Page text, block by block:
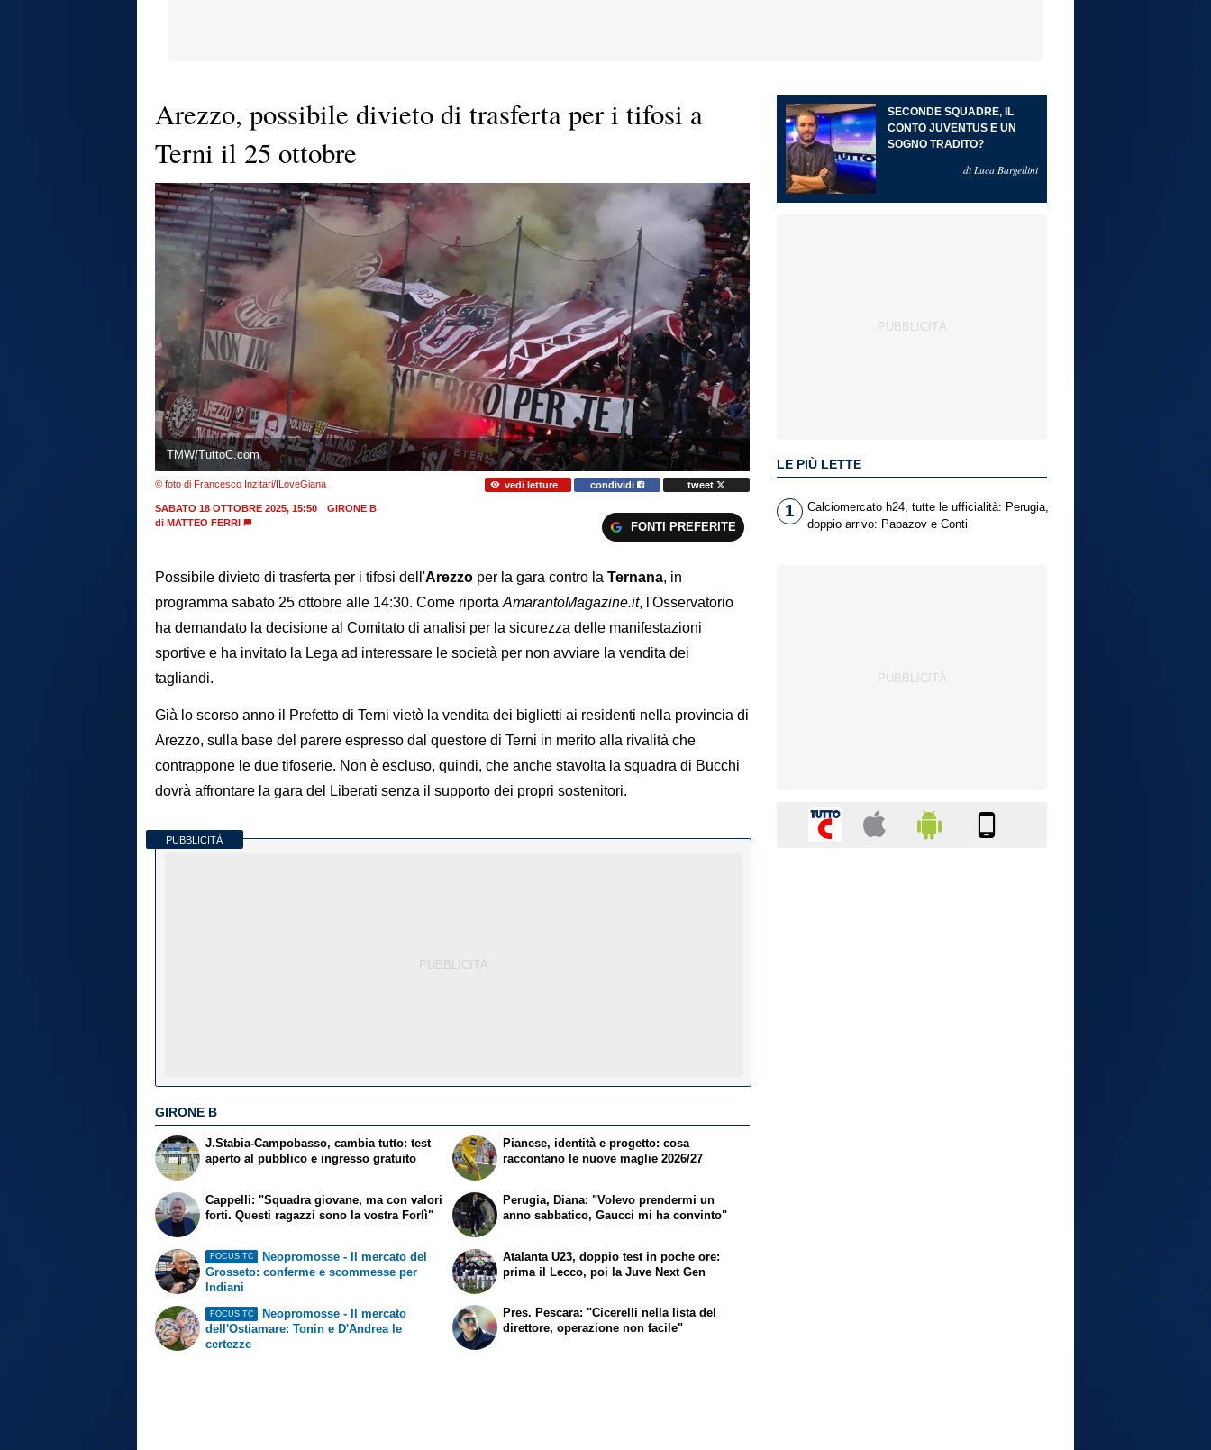
Arezzo, possibile divieto di trasferta per i tifosi a
Terni il 25 ottobre
TMW/TuttoC.com
© foto di Francesco Inzitari/ILoveGiana vedi letture condividi tweet
SABATO 18 OTTOBRE 2025, 15:50
GIRONE B
di MATTEO FERRI FONTI PREFERITE
Possibile divieto di trasferta per i tifosi dell'Arezzo per la gara contro la Ternana, in
programma sabato 25 ottobre alle 14:30. Come riporta AmarantoMagazine.it, l'Osservatorio
ha demandato la decisione al Comitato di analisi per la sicurezza delle manifestazioni
sportive e ha invitato la Lega ad interessare le società per non avviare la vendita dei
tagliandi.
Già lo scorso anno il Prefetto di Terni vietò la vendita dei biglietti ai residenti nella provincia di
Arezzo, sulla base del parere espresso dal questore di Terni in merito alla rivalità che
contrappone le due tifoserie. Non è escluso, quindi, che anche stavolta la squadra di Bucchi
dovrà affrontare la gara del Liberati senza il supporto dei propri sostenitori.
PUBBLICITÀ
GIRONE B
J.Stabia-Campobasso, cambia tutto: test
aperto al pubblico e ingresso gratuito
Cappelli: "Squadra giovane, ma con valori
forti. Questi ragazzi sono la vostra Forlì"
Pianese, identità e progetto: cosa
raccontano le nuove maglie 2026/27
Perugia, Diana: "Volevo prendermi un
anno sabbatico, Gaucci mi ha convinto"
FOCUS TC
Neopromosse - Il mercato del
Grosseto: conferme e scommesse per
Indiani
FOCUS TC
Neopromosse - Il mercato
dell'Ostiamare: Tonin e D'Andrea le
certezze
Atalanta U23, doppio test in poche ore:
prima il Lecco, poi la Juve Next Gen
Pres. Pescara: "Cicerelli nella lista del
direttore, operazione non facile"
SECONDE SQUADRE, IL
CONTO JUVENTUS E UN
SOGNO TRADITO?
di Luca Bargellini
LE PIÙ LETTE
1
Calciomercato h24, tutte le ufficialità: Perugia,
doppio arrivo: Papazov e Conti